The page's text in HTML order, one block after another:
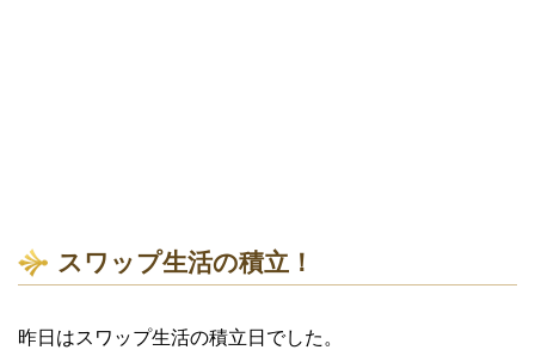
スワップ生活の積立！
昨日はスワップ生活の積立日でした。